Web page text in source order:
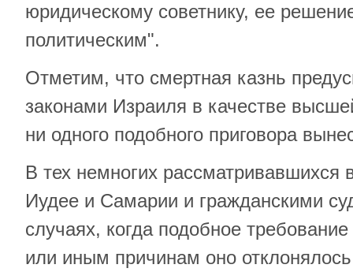
юридическому советнику, ее
политическим".
Отметим, что смертная казнь
законами Израиля в качестве
ни одного подобного приговора
В тех немногих
Иудее и Самарии и гражданскими
случаях, когда подобное
или иным причинам оно